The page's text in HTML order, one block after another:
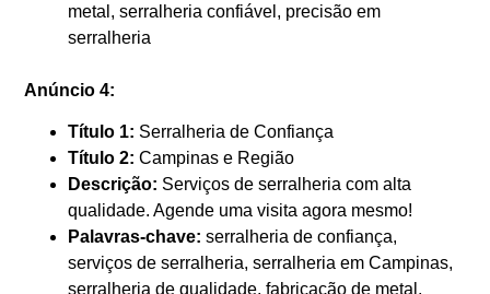
metal, serralheria confiável, precisão em
serralheria
Anúncio 4:
Título 1: Serralheria de Confiança
Título 2: Campinas e Região
Descrição: Serviços de serralheria com alta
qualidade. Agende uma visita agora mesmo!
Palavras-chave: serralheria de confiança,
serviços de serralheria, serralheria em Campinas,
serralheria de qualidade, fabricação de metal,